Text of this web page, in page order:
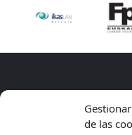
de las